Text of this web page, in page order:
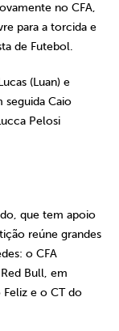
no CFA,
para a torcida e
de Futebol.
(Luan) e
seguida Caio
Pelosi
que tem apoio
reúne grandes
o CFA
Bull, em
e o CT do